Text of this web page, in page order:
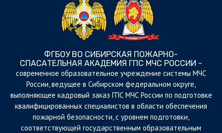
ФГБОУ ВО СИБИРСКАЯ ПОЖАРНО-
СПАСАТЕЛЬНАЯ АКАДЕМИЯ ГПС МЧС РОССИИ -
cовременное образовательное учреждение системы МЧС
России, ведущее в Сибирском федеральном округе,
выполняющее кадровый заказ ГПС МЧС России по подготовке
квалифицированных специалистов в области обеспечения
пожарной безопасности, с уровнем подготовки,
соответствующей государственным образовательным